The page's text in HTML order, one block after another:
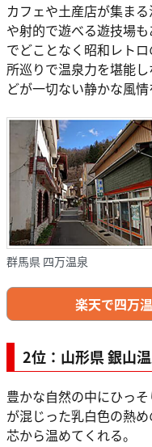
カフェや土産店が集ま
や射的で遊べる遊技場
でどことなく昭和レト
所巡りで温泉力を堪能
どが一切ない静かな風
群馬県 四万温泉
楽天で四万
2位：山形県 銀山
豊かな自然の中にひっ
が混じった乳白色の熱
芯から温めてくれる。